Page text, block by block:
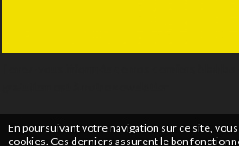
En poursuivant votre navigation sur ce site,
cookies. Ces derniers assurent le bon